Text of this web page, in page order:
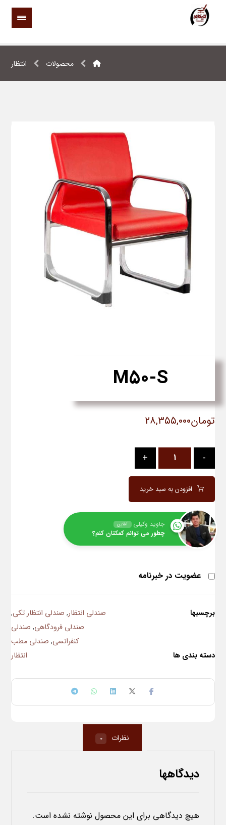
محصولات انتظار
M50-S
تومان۲۸,۳۵۵,۰۰۰
-
+
افزودن به سبد خرید
جاوید وکیلی آنلاین
چطور می توانم کمکتان کنم؟
عضویت در خبرنامه
برچسبها صندلی انتظار, صندلی انتظار تکی,
صندلی فرودگاهی, صندلی
کنفرانسی, صندلی مطب
دسته بندی ها
انتظار
نظرات 0
دیدگاهها
هیچ دیدگاهی برای این محصول نوشته نشده است.